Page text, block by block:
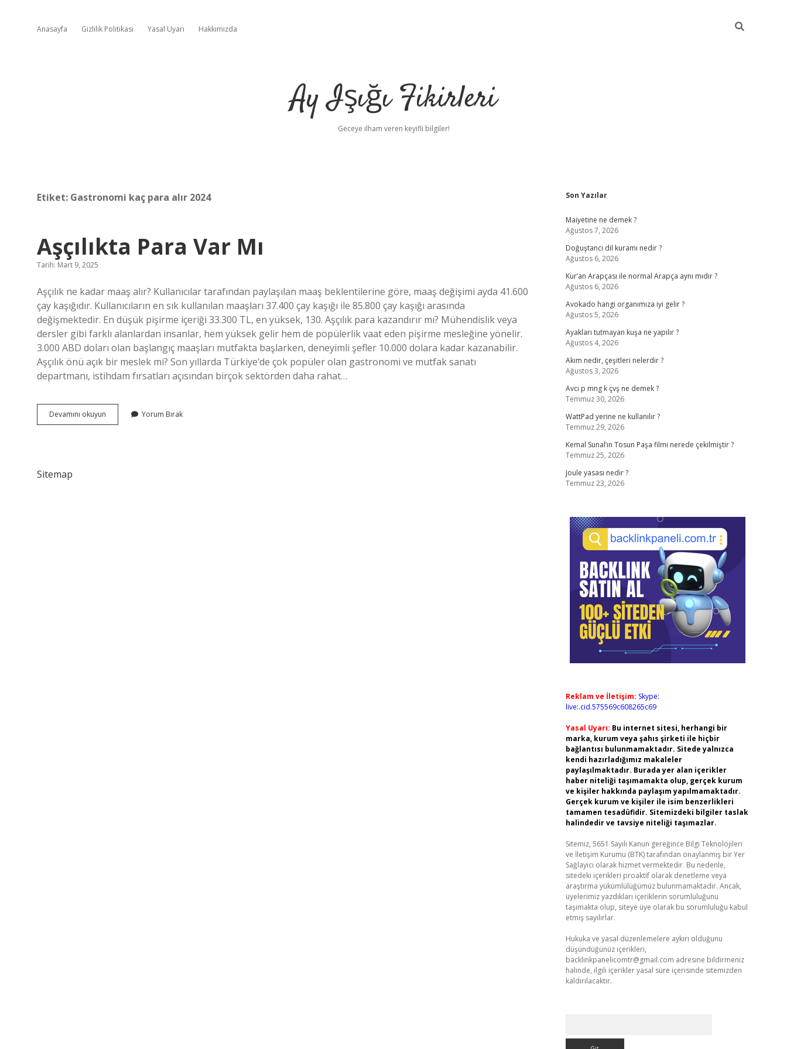
Anasayfa Gizlilik Politikası Yasal Uyarı Hakkımızda
Ay Işığı Fikirleri
Geceye ilham veren keyifli bilgiler!
Etiket: Gastronomi kaç para alır 2024
Aşçılıkta Para Var Mı
Tarih: Mart 9, 2025
Aşçılık ne kadar maaş alır? Kullanıcılar tarafından paylaşılan maaş beklentilerine göre, maaş değişimi ayda 41.600
çay kaşığıdır. Kullanıcıların en sık kullanılan maaşları 37.400 çay kaşığı ile 85.800 çay kaşığı arasında
değişmektedir. En düşük pişirme içeriği 33.300 TL, en yüksek, 130. Aşçılık para kazandırır mı? Mühendislik veya
dersler gibi farklı alanlardan insanlar, hem yüksek gelir hem de popülerlik vaat eden pişirme mesleğine yönelir.
3.000 ABD doları olan başlangıç ​​maaşları mutfakta başlarken, deneyimli şefler 10.000 dolara kadar kazanabilir.
Aşçılık önü açık bir meslek mi? Son yıllarda Türkiye’de çok popüler olan gastronomi ve mutfak sanatı
departmanı, istihdam fırsatları açısından birçok sektörden daha rahat…
Devamını okuyun Aşçılıkta
Para
Yorum Bırak
Sitemap
Sidebar
Son Yazılar
Maiyetine ne demek ?
Ağustos 7, 2026
Doğuştancı dil kuramı nedir ?
Ağustos 6, 2026
Kur’an Arapçası ile normal Arapça aynı mıdır ?
Ağustos 6, 2026
Avokado hangi organımıza iyi gelir ?
Ağustos 5, 2026
Ayakları tutmayan kuşa ne yapılır ?
Ağustos 4, 2026
Akım nedir, çeşitleri nelerdir ?
Ağustos 3, 2026
Avcı p mng k çvş ne demek ?
Temmuz 30, 2026
WattPad yerine ne kullanılır ?
Temmuz 29, 2026
Kemal Sunal’ın Tosun Paşa filmi nerede çekilmiştir ?
Temmuz 25, 2026
Joule yasası nedir ?
Temmuz 23, 2026
Reklam ve İletişim: Skype:
live:.cid.575569c608265c69
Yasal Uyarı: Bu internet sitesi, herhangi bir
marka, kurum veya şahıs şirketi ile hiçbir
bağlantısı bulunmamaktadır. Sitede yalnızca
kendi hazırladığımız makaleler
paylaşılmaktadır. Burada yer alan içerikler
haber niteliği taşımamakta olup, gerçek kurum
ve kişiler hakkında paylaşım yapılmamaktadır.
Gerçek kurum ve kişiler ile isim benzerlikleri
tamamen tesadüfidir. Sitemizdeki bilgiler taslak
halindedir ve tavsiye niteliği taşımazlar.
Sitemiz, 5651 Sayılı Kanun gereğince Bilgi Teknolojileri
ve İletişim Kurumu (BTK) tarafından onaylanmış bir Yer
Sağlayıcı olarak hizmet vermektedir. Bu nedenle,
sitedeki içerikleri proaktif olarak denetleme veya
araştırma yükümlülüğümüz bulunmamaktadır. Ancak,
üyelerimiz yazdıkları içeriklerin sorumluluğunu
taşımakta olup, siteye üye olarak bu sorumluluğu kabul
etmiş sayılırlar.
Hukuka ve yasal düzenlemelere aykırı olduğunu
düşündüğünüz içerikleri,
backlinkpanelicomtr@gmail.com adresine bildirmeniz
halinde, ilgili içerikler yasal süre içerisinde sitemizden
kaldırılacaktır.